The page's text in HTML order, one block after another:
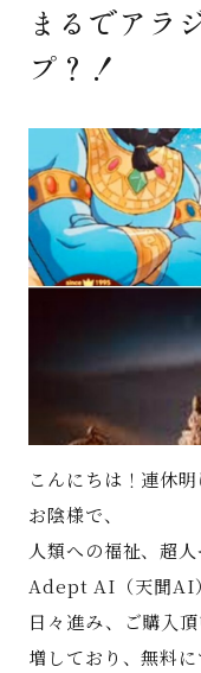
映像庫
Godo AIAと
お知らせ
特定商取引法
まるでアラ
プ？！
こんにちは！連休
お陰様で、
人類への福祉、超人
Adept AI（天聞AI
日々進み、ご購入
増しており、無料